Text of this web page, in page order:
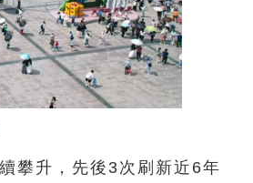
攀升，先後3次刷新近6年